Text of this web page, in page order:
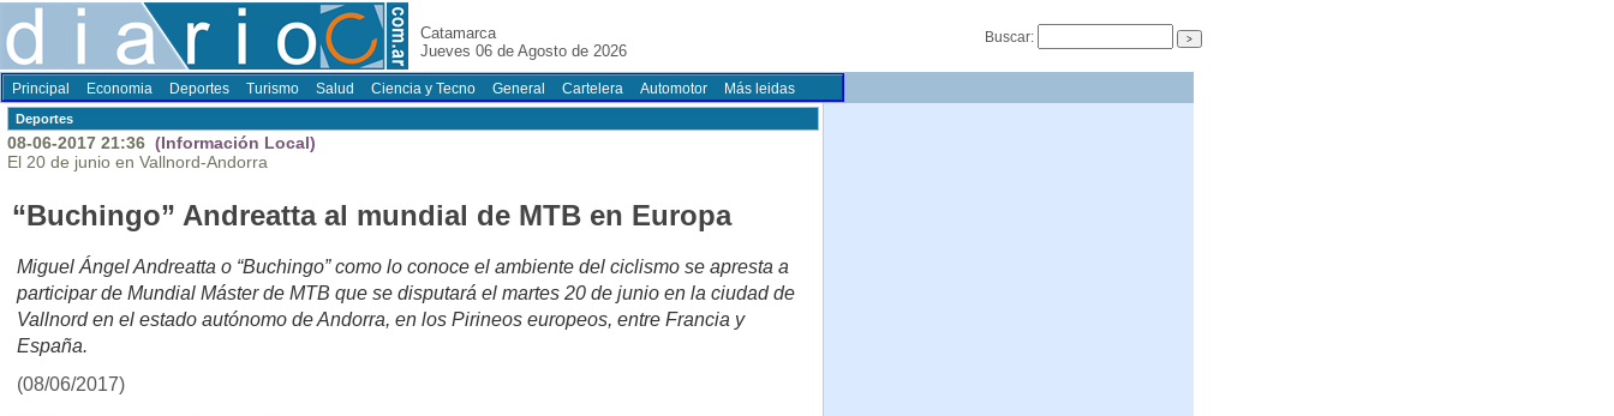
Catamarca
Jueves 06 de Agosto de 2026
Buscar:
Principal Economia Deportes Turismo Salud Ciencia y Tecno General Cartelera Automotor Más leidas
Deportes
08-06-2017 21:36 (Información Local)
El 20 de junio en Vallnord-Andorra
“Buchingo” Andreatta al mundial de MTB en Europa
Miguel Ángel Andreatta o “Buchingo” como lo conoce el ambiente del ciclismo se apresta a
participar de Mundial Máster de MTB que se disputará el martes 20 de junio en la ciudad de
Vallnord en el estado autónomo de Andorra, en los Pirineos europeos, entre Francia y
España.
(08/06/2017)